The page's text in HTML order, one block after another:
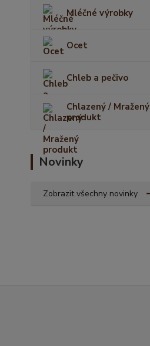
Mléčné výrobky
Ocet
Chleb a pečivo
Chlazený / Mražený
produkt
Novinky
Zobrazit všechny novinky